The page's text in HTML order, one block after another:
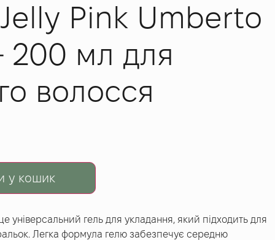
Pink Umberto
200 мл для
волосся
у кошик
гель для укладання, який підходить для
Легка формула гелю забезпечує середню